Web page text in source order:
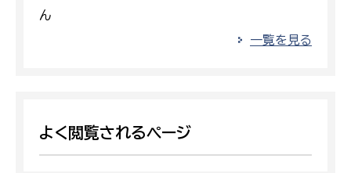
ん
一覧を見る
よく閲覧されるページ